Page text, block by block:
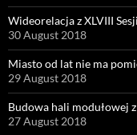
Wideorelacja z XLVIII
30 August 2018
Miasto od lat nie ma
29 August 2018
Budowa hali modułowej
27 August 2018